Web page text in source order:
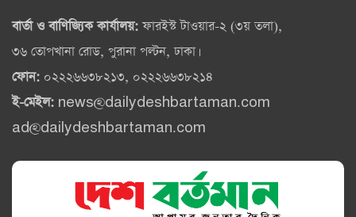
বার্তা ও বাণিজ্যিক কার্যালয়:ফারইস্ট টাওয়ার-২ (৩য় তলা),
৩৬ তোপখানা রোড, পুরানা পল্টন, ঢাকা।
ফোন: ০২২২৬৬৩৮২১৩, ০২২২৬৬৩৮২১৪
ই-মেইল: news@dailydeshbartaman.com
ad@dailydeshbartaman.com